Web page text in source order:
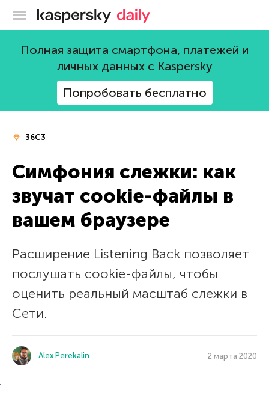
Блог Касперского
Полная защита смартфона, платежей и
личных данных с Kaspersky
Попробовать бесплатно
36C3
Симфония слежки: как
звучат cookie-файлы в
вашем браузере
Расширение Listening Back позволяет
послушать cookie-файлы, чтобы
оценить реальный масштаб слежки в
Сети.
Alex Perekalin 2 марта 2020